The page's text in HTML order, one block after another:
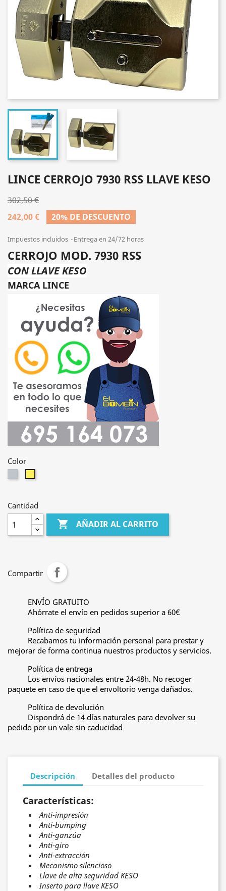
LINCE CERROJO 7930 RSS LLAVE KESO
302,50 €
242,00 €
20% DE DESCUENTO
Impuestos incluidos Entrega en 24/72 horas
CERROJO MOD. 7930 RSS
CON LLAVE KESO
MARCA LINCE
Color
Cantidad
 AÑADIR AL CARRITO
Compartir
ENVÍO GRATUITO
Ahórrate el envío en pedidos superior a 60€
Política de seguridad
Recabamos tu información personal para prestar y
mejorar de forma continua nuestros productos y servicios.
Política de entrega
Los envíos nacionales entre 24-48h. No recoger
paquete en caso de que el envoltorio venga dañados.
Política de devolución
Dispondrá de 14 días naturales para devolver su
pedido por un vale sin caducidad
Descripción Detalles del producto
Características:
Anti-impresión
Anti-bumping
Anti-ganzúa
Anti-giro
Anti-extracción
Mecanismo silencioso
Llave de alta seguridad KESO
Inserto para llave KESO